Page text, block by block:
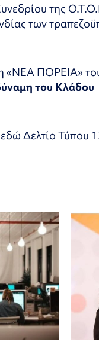
της
των
«ΝΕΑ ΠΟΡΕΙΑ»
του Κλάδου
Δελτίο Τύπου